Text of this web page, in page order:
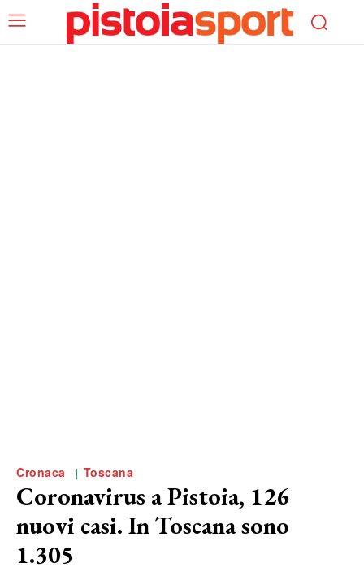
Cronaca Toscana
Coronavirus a Pistoia, 126
nuovi casi. In Toscana sono
1.305